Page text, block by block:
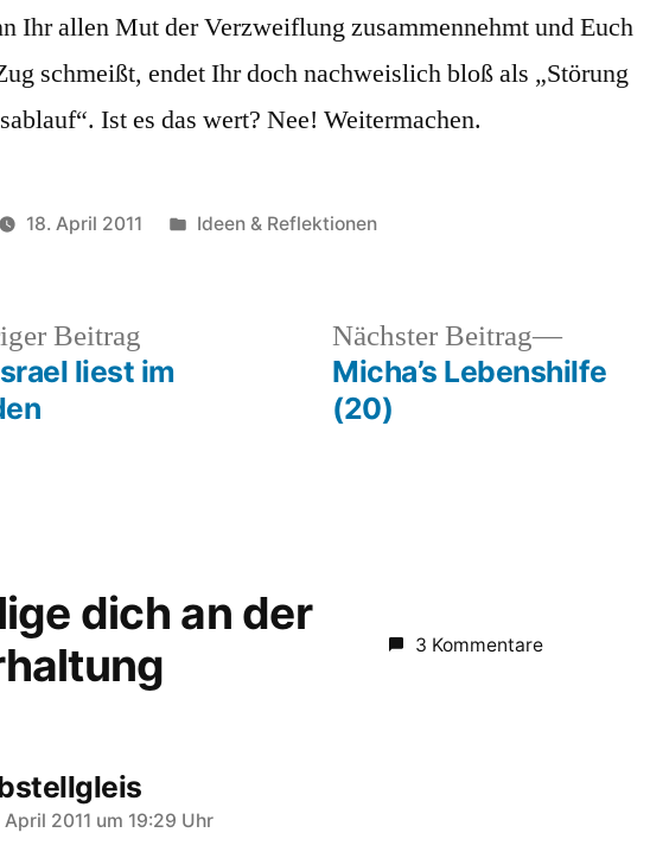
Lebensmüde!
Ihr allen Mut der Verzweiflung zusammennehmt und Euch
schmeißt, endet Ihr doch nachweislich bloß als „Störung
Ist es das wert? Nee! Weitermachen.
18. April 2011
Veröffentlicht
Ideen & Reflektionen
Beitrag
Beitrag:
liest im
Nächster Beitrag
Nächster
Beitrag:
Micha’s Lebenshilfe
(20)
dich an der
3 Kommentare
April 2011 um 19:29 Uhr